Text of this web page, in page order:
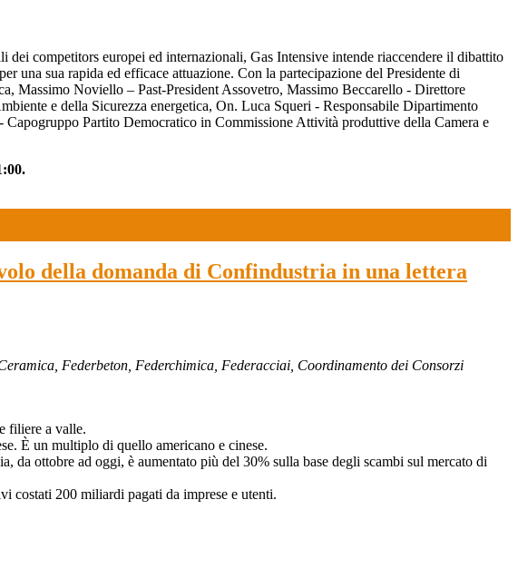
competitors europei ed internazionali, Gas Intensive intende riaccendere il dibattito
una sua rapida ed efficace attuazione. Con la partecipazione del Presidente di
Massimo Noviello – Past-President Assovetro, Massimo Beccarello - Direttore
e della Sicurezza energetica, On. Luca Squeri - Responsabile Dipartimento
Partito Democratico in Commissione Attività produttive della Camera e
della domanda di Confindustria in una lettera
Federbeton, Federchimica, Federacciai, Coordinamento dei Consorzi
filiere a valle.
È un multiplo di quello americano e cinese.
da ottobre ad oggi, è aumentato più del 30% sulla base degli scambi sul mercato di
costati 200 miliardi pagati da imprese e utenti.